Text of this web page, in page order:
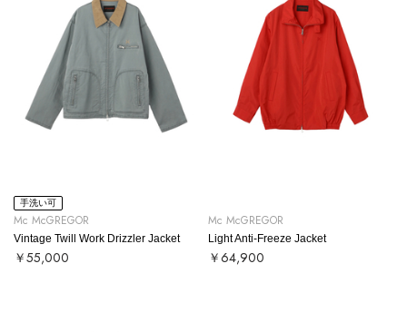
手洗い可
Mc McGREGOR
Vintage Twill Work Drizzler Jacket
￥55,000
Mc McGREGOR
Light Anti-Freeze Jacket
￥64,900